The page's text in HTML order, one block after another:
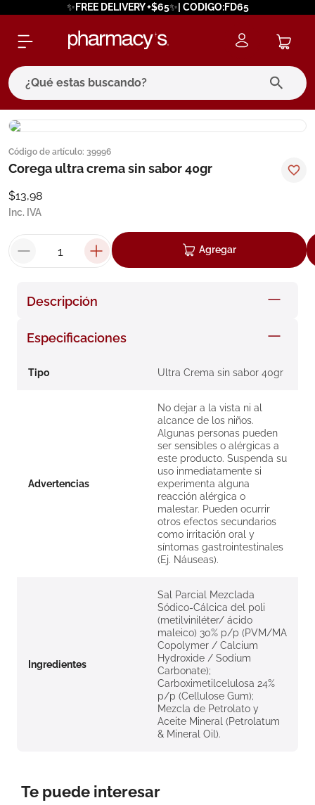
✨FREE DELIVERY +$65✨| CODIGO:FD65
¿Qué estas buscando?
Código de artículo: 39996
Corega ultra crema sin sabor 40gr
$13,98
Inc. IVA
Agregar
Descripción
Especificaciones
Tipo Ultra Crema sin sabor 40gr
Advertencias
No dejar a la vista ni al
alcance de los niños.
Algunas personas pueden
ser sensibles o alérgicas a
este producto. Suspenda su
uso inmediatamente si
experimenta alguna
reacción alérgica o
malestar. Pueden ocurrir
otros efectos secundarios
como irritación oral y
síntomas gastrointestinales
(Ej. Náuseas).
Ingredientes
Sal Parcial Mezclada
Sódico-Cálcica del poli
(metilviniléter/ ácido
maleico) 30% p/p (PVM/MA
Copolymer / Calcium
Hydroxide / Sodium
Carbonate);
Carboximetilcelulosa 24%
p/p (Cellulose Gum);
Mezcla de Petrolato y
Aceite Mineral (Petrolatum
& Mineral Oil).
Te puede interesar
términos más buscados
1. eucerin
3
cerave
7. isdin
10.pañales